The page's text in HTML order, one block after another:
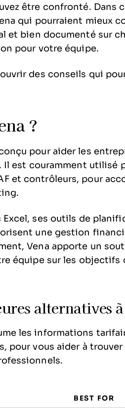
être confronté. Dans
qui pourraient mieux
et bien documenté sur
pour votre équipe.
des conseils qui
?
pour aider les
Il est couramment utilisé
et contrôleurs, pour
Excel, ses outils de
une gestion
Vena apporte un
équipe sur les objectifs
alternatives
les informations
pour vous aider à
BEST FOR